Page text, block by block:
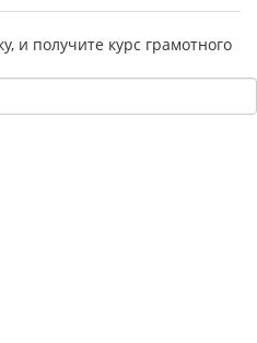
и получите курс грамотного